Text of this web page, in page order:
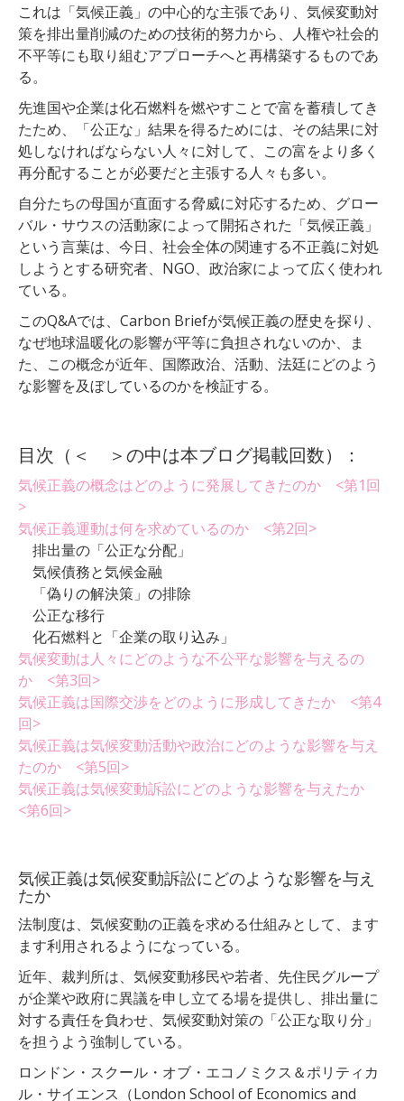
これは「気候正義」の中心的な主張であり、気候変動対
策を排出量削減のための技術的努力から、人権や社会的
不平等にも取り組むアプローチへと再構築するものであ
る。
先進国や企業は化石燃料を燃やすことで富を蓄積してき
たため、「公正な」結果を得るためには、その結果に対
処しなければならない人々に対して、この富をより多く
再分配することが必要だと主張する人々も多い。
自分たちの母国が直面する脅威に対応するため、グロー
バル・サウスの活動家によって開拓された「気候正義」
という言葉は、今日、社会全体の関連する不正義に対処
しようとする研究者、NGO、政治家によって広く使われ
ている。
このQ&Aでは、Carbon Briefが気候正義の歴史を探り、
なぜ地球温暖化の影響が平等に負担されないのか、ま
た、この概念が近年、国際政治、活動、法廷にどのよう
な影響を及ぼしているのかを検証する。
目次（＜ ＞の中は本ブログ掲載回数）：
気候正義の概念はどのように発展してきたのか <第1回
>
気候正義運動は何を求めているのか <第2回>
排出量の「公正な分配」
気候債務と気候金融
「偽りの解決策」の排除
公正な移行
化石燃料と「企業の取り込み」
気候変動は人々にどのような不公平な影響を与えるの
か <第3回>
気候正義は国際交渉をどのように形成してきたか <第4
回>
気候正義は気候変動活動や政治にどのような影響を与え
たのか <第5回>
気候正義は気候変動訴訟にどのような影響を与えたか
<第6回>
気候正義は気候変動訴訟にどのような影響を与え
たか
法制度は、気候変動の正義を求める仕組みとして、ます
ます利用されるようになっている。
近年、裁判所は、気候変動移民や若者、先住民グループ
が企業や政府に異議を申し立てる場を提供し、排出量に
対する責任を負わせ、気候変動対策の「公正な取り分」
を担うよう強制している。
ロンドン・スクール・オブ・エコノミクス＆ポリティカ
ル・サイエンス（London School of Economics and